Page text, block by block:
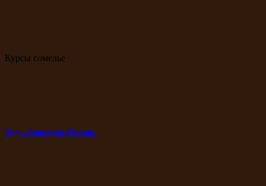
Курсы сомелье
Курс «Виноделие России»